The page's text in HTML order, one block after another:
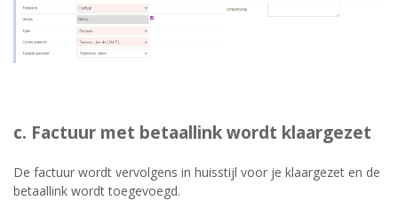
c. Factuur met betaallink wordt klaargezet
De factuur wordt vervolgens in huisstijl voor je klaargezet en de
betaallink wordt toegevoegd.